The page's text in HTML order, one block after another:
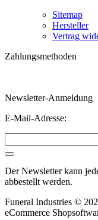
Sitemap
Hersteller
Vertrag
Zahlungsmethoden
Newsletter-Anmeldung
E-Mail-Adresse:
Der Newsletter kann
abbestellt werden.
Funeral Industries ©
eCommerce